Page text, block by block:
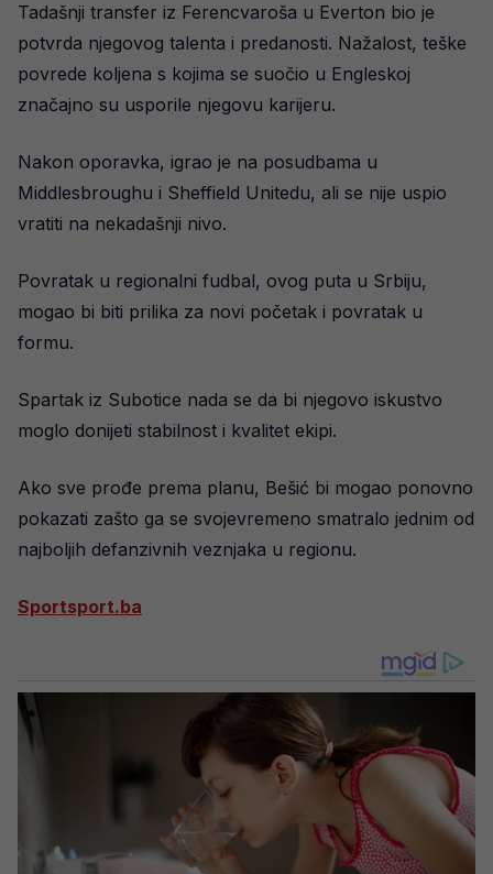
Tadašnji transfer iz Ferencvaroša u Everton bio je
potvrda njegovog talenta i predanosti. Nažalost, teške
povrede koljena s kojima se suočio u Engleskoj
značajno su usporile njegovu karijeru.
Nakon oporavka, igrao je na posudbama u
Middlesbroughu i Sheffield Unitedu, ali se nije uspio
vratiti na nekadašnji nivo.
Povratak u regionalni fudbal, ovog puta u Srbiju,
mogao bi biti prilika za novi početak i povratak u
formu.
Spartak iz Subotice nada se da bi njegovo iskustvo
moglo donijeti stabilnost i kvalitet ekipi.
Ako sve prođe prema planu, Bešić bi mogao ponovno
pokazati zašto ga se svojevremeno smatralo jednim od
najboljih defanzivnih veznjaka u regionu.
Sportsport.ba